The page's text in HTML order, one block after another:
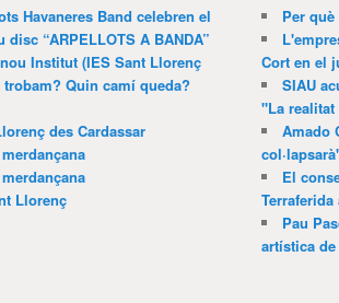
Havaneres Band celebren el
“ARPELLOTS A BANDA”
Institut (IES Sant Llorenç
Quin camí queda?
des Cardassar
Llorenç
Per
Cort en el
SIAU
"La
Amado
El
Pau
artística de